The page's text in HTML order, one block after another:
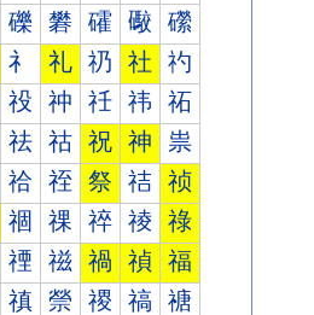
礫 礬 礭 礮 礯
礻 礼 礽 社 礿
祋 祌 祍 祎 祏
祛 祜 祝 神 祟
祫 祬 祭 祮 祯
祻 祼 祽 祾 祿
禋 禌 禍 禎 福
禛 禜 禝 禞 禟